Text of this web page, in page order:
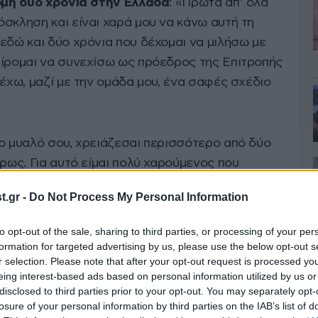
- Do Not Process My Personal Information
opt-out of the sale, sharing to third parties, or processing of your
for targeted advertising by us, please use the below opt-out
selection. Please note that after your opt-out request is processed
interest-based ads based on personal information utilized by us
to third parties prior to your opt-out. You may separately
of your personal information by third parties on the IAB’s list of
δύο χρόνια στην Ελλάδα: «Πρώτα απ’ όλα
και είναι χαρά µου να κάνω αυτή τη
και δύο χρόνια που δέχοµαι να µιλήσω µε
να συνεχίσω ως πρόεδρος της Επιτροπής
µαζί µε την οµάδα µου, ένα σαφές σχέδιο
µυαλό σου, χρειάζεσαι περισσότερο από δύο
Για αυτό είµαι πολύ χαρούµενος που
καθώς πρέπει να είµαστε προσεκτικοί
το τέλος της σύµβασης, που είναι Ιούλιος
να ευνοούν τις μεγάλες ομάδες:«Το
στις αρχές του καλοκαιριού, πριν από δύο
σηµασία ποιες οµάδες θα διαιτητεύετε». Αν